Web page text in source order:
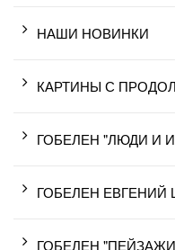
НАШИ НОВИНКИ
КАРТИНЫ С
ГОБЕЛЕН "ЛЮДИ И
ГОБЕЛЕН
ГОБЕЛЕН